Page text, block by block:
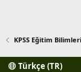
KPSS Eğitim Bilimleri
Türkçe (TR)